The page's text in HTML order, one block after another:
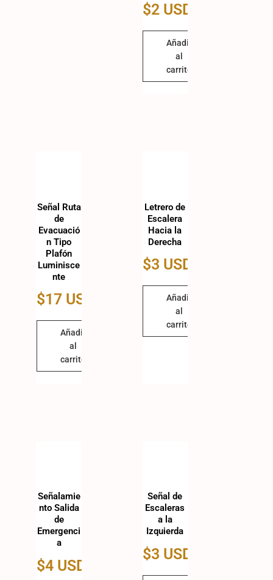
$2 USD
Añadir
al
carrito
Señal Ruta
de
Evacuació
n Tipo
Plafón
Luminisce
nte
$17 USD
Añadir
al
carrito
Letrero de
Escalera
Hacia la
Derecha
$3 USD
Añadir
al
carrito
Señalamie
nto Salida
de
Emergenci
a
$4 USD
Señal de
Escaleras
a la
Izquierda
$3 USD